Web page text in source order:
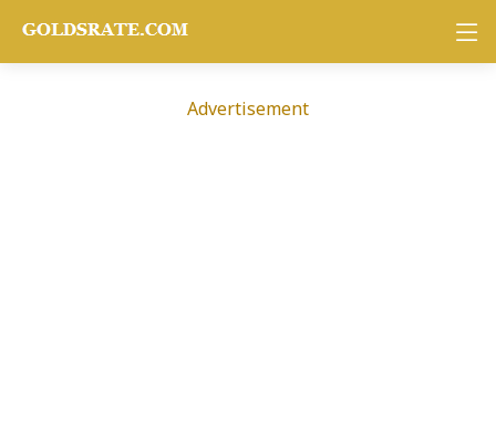
Advertisement